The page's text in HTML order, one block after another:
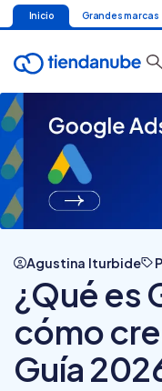
Inicio Grandes marcas
Agustina Iturbide
¿Qué es
cómo
Guía